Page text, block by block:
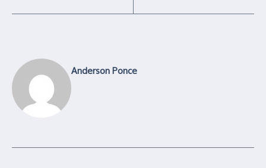
Anderson Ponce